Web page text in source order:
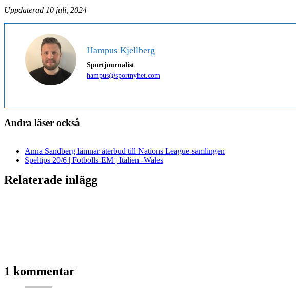
Uppdaterad 10 juli, 2024
Hampus Kjellberg
Sportjournalist
hampus@sportnyhet.com
Andra läser också
Anna Sandberg lämnar återbud till Nations League-samlingen
Speltips 20/6 | Fotbolls-EM | Italien -Wales
Relaterade inlägg
1 kommentar